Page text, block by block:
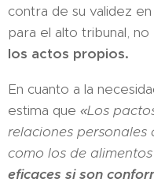
contra de su validez
para el alto tribunal,
los actos propios.
En cuanto a la
estima que «Los
relaciones personales
como los de
eficaces si son